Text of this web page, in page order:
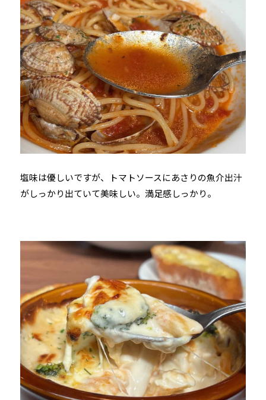
塩味は優しいですが、トマトソースにあさりの魚介出汁
がしっかり出ていて美味しい。満足感しっかり。